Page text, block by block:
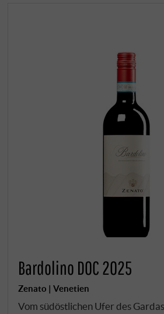
Bardolino DOC 2025
Zenato | Venetien
Vom südöstlichen Ufer des